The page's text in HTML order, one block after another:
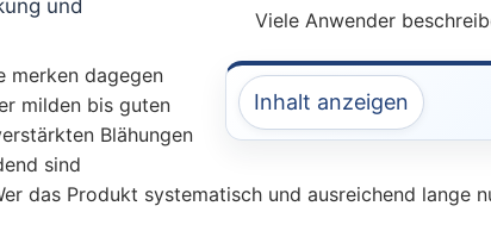
Inhalt anzeigen
Viele Anwender
merken dagegen
milden bis guten
Blähungen
sind
das Produkt systematisch und ausreichend